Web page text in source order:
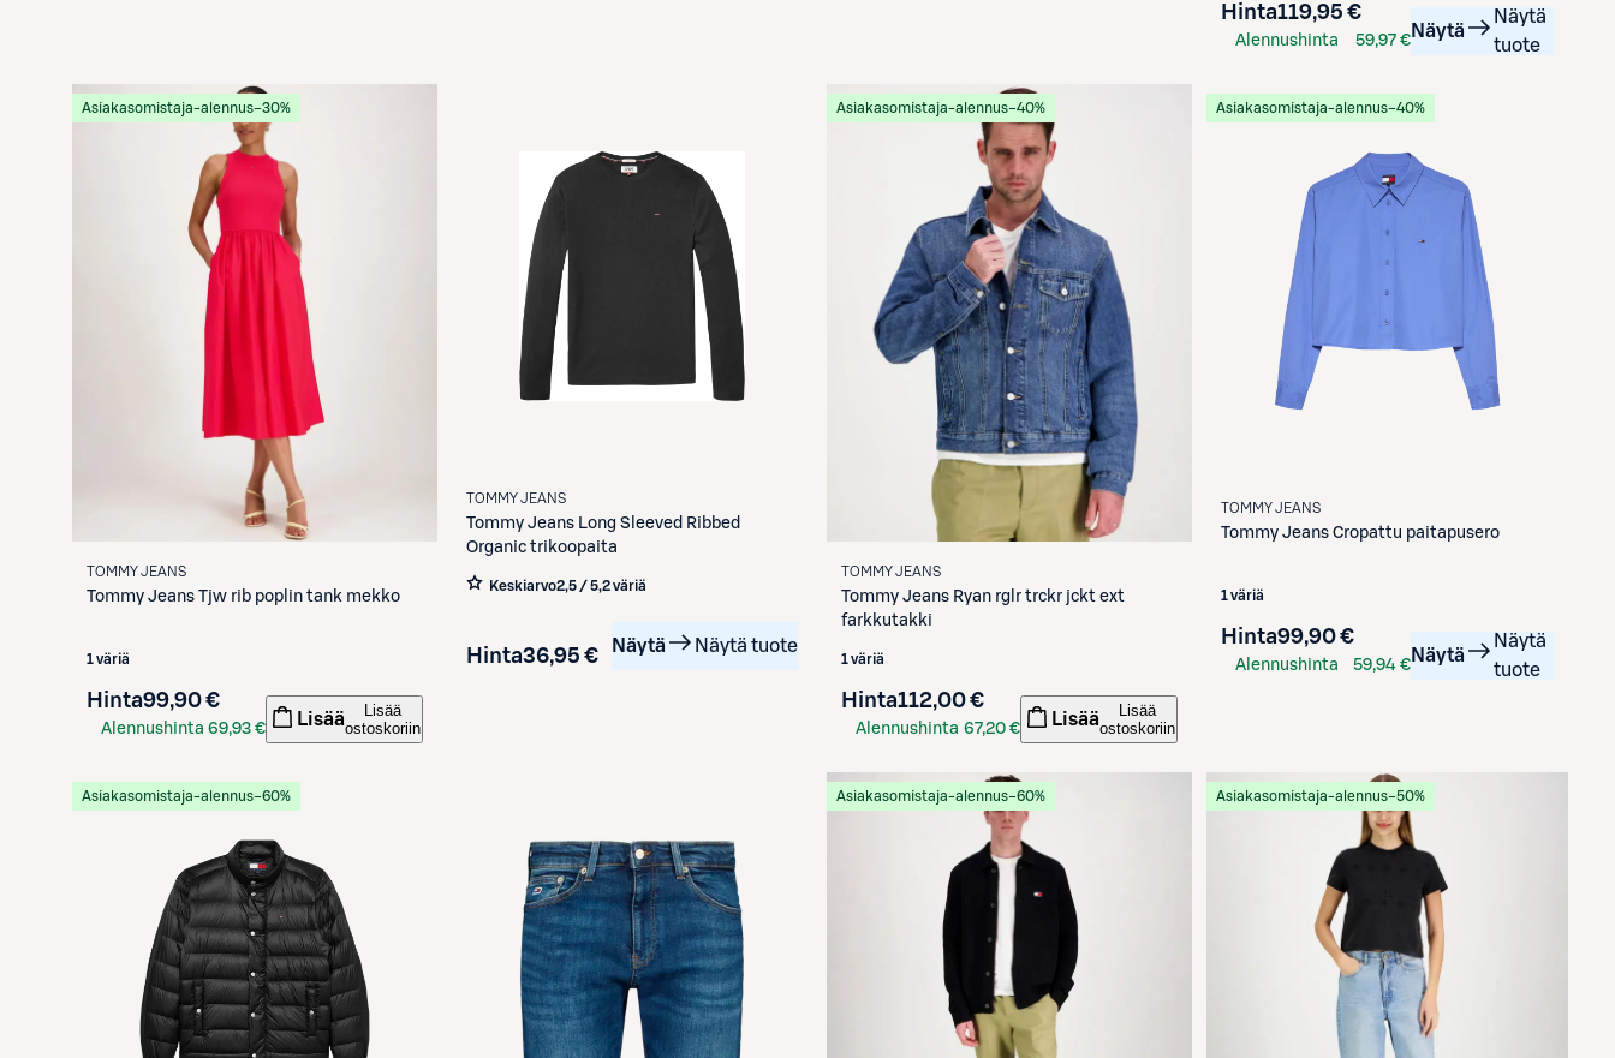
Hinta119,95 €
Alennushinta
59,97 € Näytä
Näytä
tuote
Asiakasomistaja-alennus−30%
TOMMY JEANS
Tommy Jeans Tjw rib poplin tank mekko
1 väriä
Hinta99,90 €
Alennushinta 69,93 € Lisää
Lisää
ostoskoriin
TOMMY JEANS
Tommy Jeans Long Sleeved Ribbed
Organic trikoopaita
Keskiarvo2,5 / 5,2 väriä
Hinta36,95 € Näytä Näytä tuote
Asiakasomistaja-alennus−40%
TOMMY JEANS
Tommy Jeans Ryan rglr trckr jckt ext
farkkutakki
1 väriä
Hinta112,00 €
Alennushinta 67,20 € Lisää
Lisää
ostoskoriin
Asiakasomistaja-alennus−40%
TOMMY JEANS
Tommy Jeans Cropattu paitapusero
1 väriä
Hinta99,90 €
Alennushinta
59,94 € Näytä
Näytä
tuote
Asiakasomistaja-alennus−60% Asiakasomistaja-alennus−60% Asiakasomistaja-alennus−50%